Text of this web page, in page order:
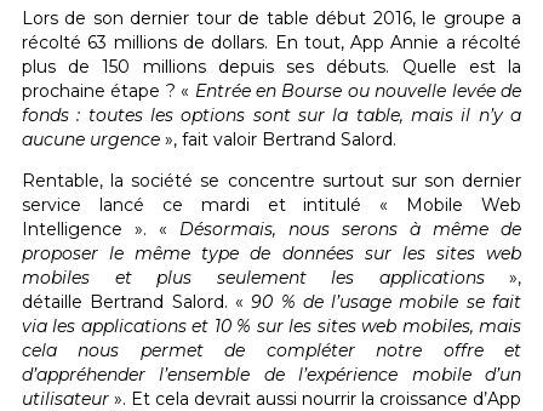
Lors de son dernier tour de table début 2016, le groupe a
récolté 63 millions de dollars. En tout, App Annie a récolté
plus de 150 millions depuis ses débuts. Quelle est la
prochaine étape ? « Entrée en Bourse ou nouvelle levée de
fonds : toutes les options sont sur la table, mais il n’y a
aucune urgence », fait valoir Bertrand Salord.
Rentable, la société se concentre surtout sur son dernier
service lancé ce mardi et intitulé « Mobile Web
Intelligence ». « Désormais, nous serons à même de
proposer le même type de données sur les sites web
mobiles et plus seulement les applications»,
détaille Bertrand Salord. «90 % de l’usage mobile se fait
via les applications et 10 % sur les sites web mobiles, mais
cela nous permet de compléter notre offre et
d’appréhender l’ensemble de l’expérience mobile d’un
utilisateur ». Et cela devrait aussi nourrir la croissance d’App